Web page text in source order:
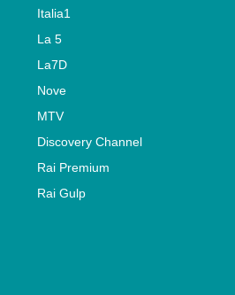
Italia1
La 5
La7D
Nove
MTV
Discovery Channel
Rai Premium
Rai Gulp